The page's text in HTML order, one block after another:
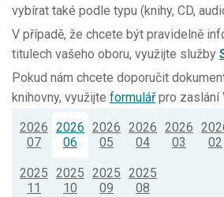
vybírat také podle typu (knihy, CD,
V případě, že chcete být pravidelně
titulech vašeho oboru, využijte služby
Pokud nám chcete doporučit
knihovny, využijte formulářpro zaslání
2026
07
2026
06
2026
05
2026
04
2026
03
02
2025
11
2025
10
2025
09
2025
08